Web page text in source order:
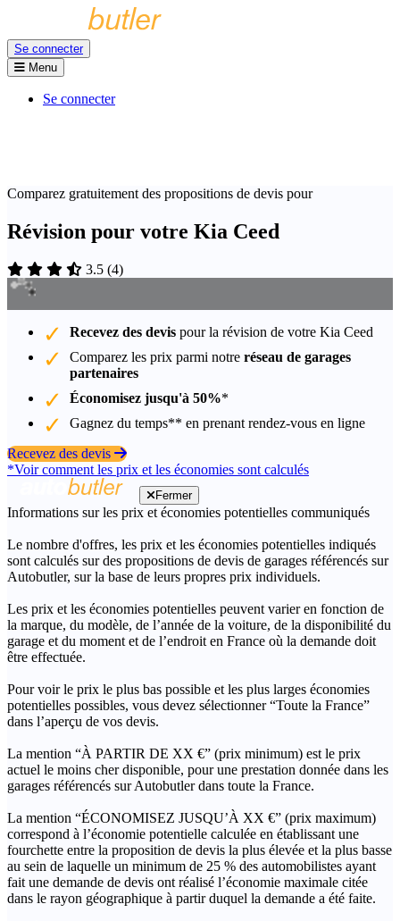
Se connecter
Menu
Se connecter
Comparez gratuitement des propositions de devis pour
Révision pour votre Kia Ceed
3.5 (4)
Recevez des devis pour la révision de votre Kia Ceed
Comparez les prix parmi notre réseau de garages
partenaires
Économisez jusqu'à 50%*
Gagnez du temps** en prenant rendez-vous en ligne
Recevez des devis
*Voir comment les prix et les économies sont calculés
Fermer
Informations sur les prix et économies potentielles communiqués
Le nombre d'offres, les prix et les économies potentielles indiqués
sont calculés sur des propositions de devis de garages référencés sur
Autobutler, sur la base de leurs propres prix individuels.
Les prix et les économies potentielles peuvent varier en fonction de
la marque, du modèle, de l’année de la voiture, de la disponibilité du
garage et du moment et de l’endroit en France où la demande doit
être effectuée.
Pour voir le prix le plus bas possible et les plus larges économies
potentielles possibles, vous devez sélectionner “Toute la France”
dans l’aperçu de vos devis.
La mention “À PARTIR DE XX €” (prix minimum) est le prix
actuel le moins cher disponible, pour une prestation donnée dans les
garages référencés sur Autobutler dans toute la France.
La mention “ÉCONOMISEZ JUSQU’À XX €” (prix maximum)
correspond à l’économie potentielle calculée en établissant une
fourchette entre la proposition de devis la plus élevée et la plus basse
au sein de laquelle un minimum de 25 % des automobilistes ayant
fait une demande de devis ont réalisé l’économie maximale citée
dans le rayon géographique à partir duquel la demande a été faite.